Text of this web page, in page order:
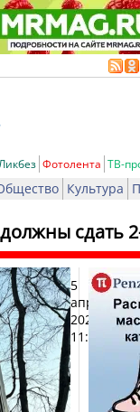
Фотолента ТВ-
Культура
должны сдать
5
апреля
2026,
11:03